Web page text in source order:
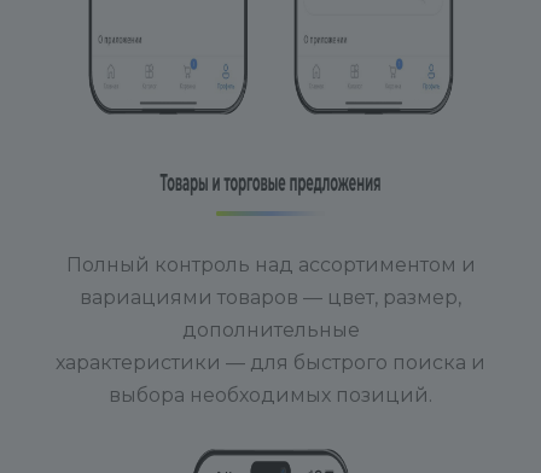
Полный контроль над ассортиментом и
вариациями товаров — цвет, размер,
дополнительные
характеристики — для быстрого поиска и
выбора необходимых позиций.